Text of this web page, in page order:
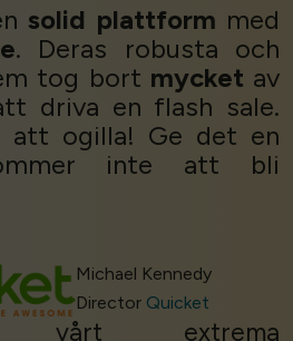
solid plattform med
. Deras robusta och
tog bort mycket av
driva en flash sale.
att ogilla! Ge det en
inte att bli
Michael Kennedy
Director Quicket
extrema